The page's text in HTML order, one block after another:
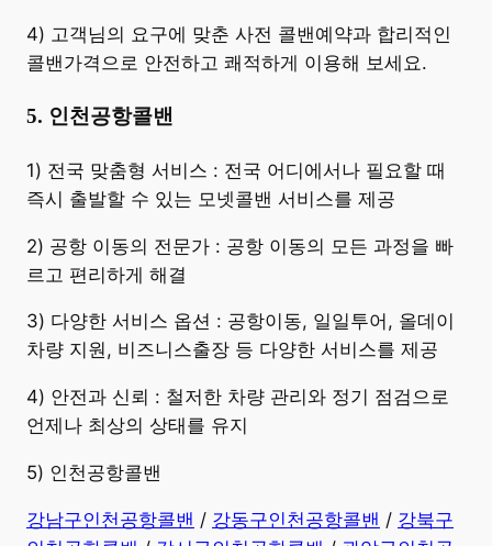
4) 고객님의 요구에 맞춘 사전 콜밴예약과 합리적인
콜밴가격으로 안전하고 쾌적하게 이용해 보세요.
5. 인천공항콜밴
​1) 전국 맞춤형 서비스 : 전국 어디에서나 필요할 때
즉시 출발할 수 있는 모넷콜밴 서비스를 제공
2) 공항 이동의 전문가 : 공항 이동의 모든 과정을 빠
르고 편리하게 해결
3) 다양한 서비스 옵션 : 공항이동, 일일투어, 올데이
차량 지원, 비즈니스출장 등 다양한 서비스를 제공
4) 안전과 신뢰 : 철저한 차량 관리와 정기 점검으로
언제나 최상의 상태를 유지
5) 인천공항콜밴
강남구인천공항콜밴 / 강동구인천공항콜밴 / 강북구